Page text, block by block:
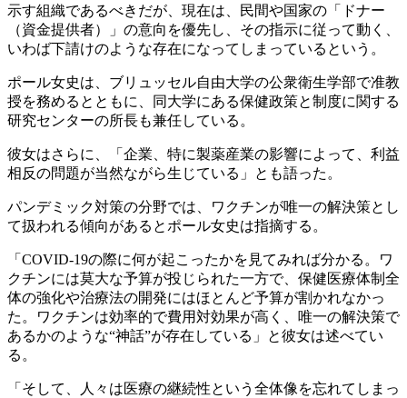
示す組織であるべきだが、現在は、民間や国家の「ドナー
（資金提供者）」の意向を優先し、その指示に従って動く、
いわば下請けのような存在になってしまっているという。
ポール女史は、ブリュッセル自由大学の公衆衛生学部で准教
授を務めるとともに、同大学にある保健政策と制度に関する
研究センターの所長も兼任している。
彼女はさらに、「企業、特に製薬産業の影響によって、利益
相反の問題が当然ながら生じている」とも語った。
パンデミック対策の分野では、ワクチンが唯一の解決策とし
て扱われる傾向があるとポール女史は指摘する。
「COVID-19の際に何が起こったかを見てみれば分かる。ワ
クチンには莫大な予算が投じられた一方で、保健医療体制全
体の強化や治療法の開発にはほとんど予算が割かれなかっ
た。ワクチンは効率的で費用対効果が高く、唯一の解決策で
あるかのような“神話”が存在している」と彼女は述べてい
る。
「そして、人々は医療の継続性という全体像を忘れてしまっ